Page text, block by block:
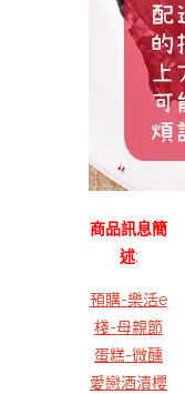
商品訊息簡
述:
預購-樂活e
棧-母親節
蛋糕-微醺
愛戀酒漬櫻